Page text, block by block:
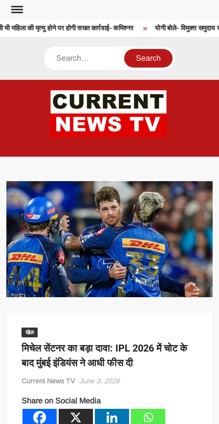
Skip
content
महिला की मृत्यु होने पर होगी सख्त कार्रवाई- कमिश्नर योगी बोले- विमुक्त समुदाय
Search
खेल
मिचेल सेंटनर का बड़ा दावा: IPL 2026 में चोट के
बाद मुंबई इंडियंस ने आधी फीस दी
Current News TV June 3, 2026
Share on Social Media